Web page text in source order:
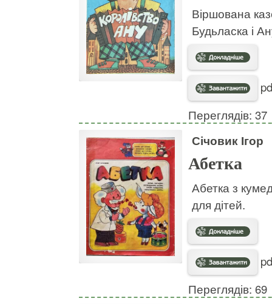
Віршована
Будьласка і
Переглядів: 37
Січовик Ігор
Абетка
Абетка з
для дітей.
Переглядів: 69